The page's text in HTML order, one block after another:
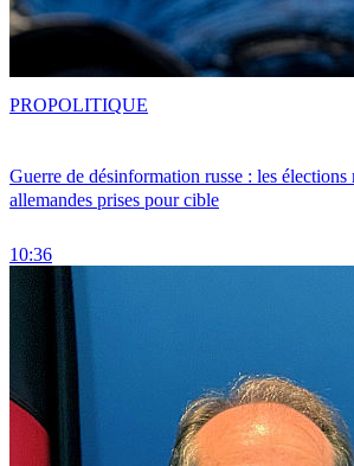
Guerre de désinformation russe : les élections
allemandes prises pour cible
10:36
PROPOLITIQUE